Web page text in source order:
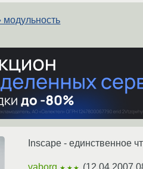
модульность
Inscape - единственное
vaborg ★★★ (12.04.2007